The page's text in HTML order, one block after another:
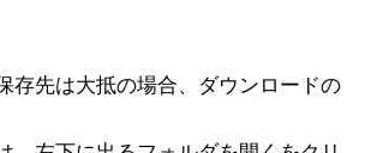
存先は大抵の場合、ダウンロードの